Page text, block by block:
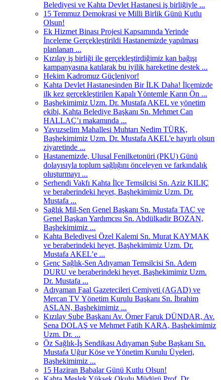
Belediyesi ve Kahta Devlet Hastanesi iş birliğiyle ...
15 Temmuz Demokrasi ve Milli Birlik Günü Kutlu
Olsun!
Ek Hizmet Binası Projesi Kapsamında Yerinde
İnceleme Gerçekleştirildi Hastanemizde yapılması
planlanan ...
Kızılay iş birliği ile gerçekleştirdiğimiz kan bağışı
kampanyasına katılarak bu iyilik hareketine destek ...
Hekim Kadromuz Güçleniyor!
Kahta Devlet Hastanesinden Bir İLK Daha! İlçemizde
ilk kez gerçekleştirilen Kapalı Yöntemle Karın Ön ...
Başhekimimiz Uzm. Dr. Mustafa AKEL ve yönetim
ekibi, Kahta Belediye Başkanı Sn. Mehmet Can
HALLAÇ’ı makamında ...
Yavuzselim Mahallesi Muhtarı Nedim TÜRK,
Başhekimimiz Uzm. Dr. Mustafa AKEL'e hayırlı olsun
ziyaretinde ...
Hastanemizde, Ulusal Fenilketonüri (PKU) Günü
dolayısıyla toplum sağlığını önceleyen ve farkındalık
oluşturmayı ...
Serhendi Vakfı Kahta İlçe Temsilcisi Sn. Aziz KILIÇ
ve beraberindeki heyet, Başhekimimiz Uzm. Dr.
Mustafa ...
Sağlık Mil-Sen Genel Başkanı Sn. Mustafa TAÇ ve
Genel Başkan Yardımcısı Sn. Abdülkadir BOZAN,
Başhekimimiz ...
Kahta Belediyesi Özel Kalemi Sn. Murat KAYMAK
ve beraberindeki heyet, Başhekimimiz Uzm. Dr.
Mustafa AKEL’e ...
Genç Sağlık-Sen Adıyaman Temsilcisi Sn. Adem
DURU ve beraberindeki heyet, Başhekimimiz Uzm.
Dr. Mustafa ...
Adıyaman Faal Gazetecileri Cemiyeti (AGAD) ve
Mercan TV Yönetim Kurulu Başkanı Sn. İbrahim
ASLAN, Başhekimimiz ...
Kızılay Şube Başkanı Av. Ömer Faruk DÜNDAR, Av.
Sena DOLAŞ ve Mehmet Fatih KARA, Başhekimimiz
Uzm. Dr. ...
Öz Sağlık-İş Sendikası Adıyaman Şube Başkanı Sn.
Mustafa Uğur Köse ve Yönetim Kurulu Üyeleri,
Başhekimimiz ...
15 Haziran Babalar Günü Kutlu Olsun!